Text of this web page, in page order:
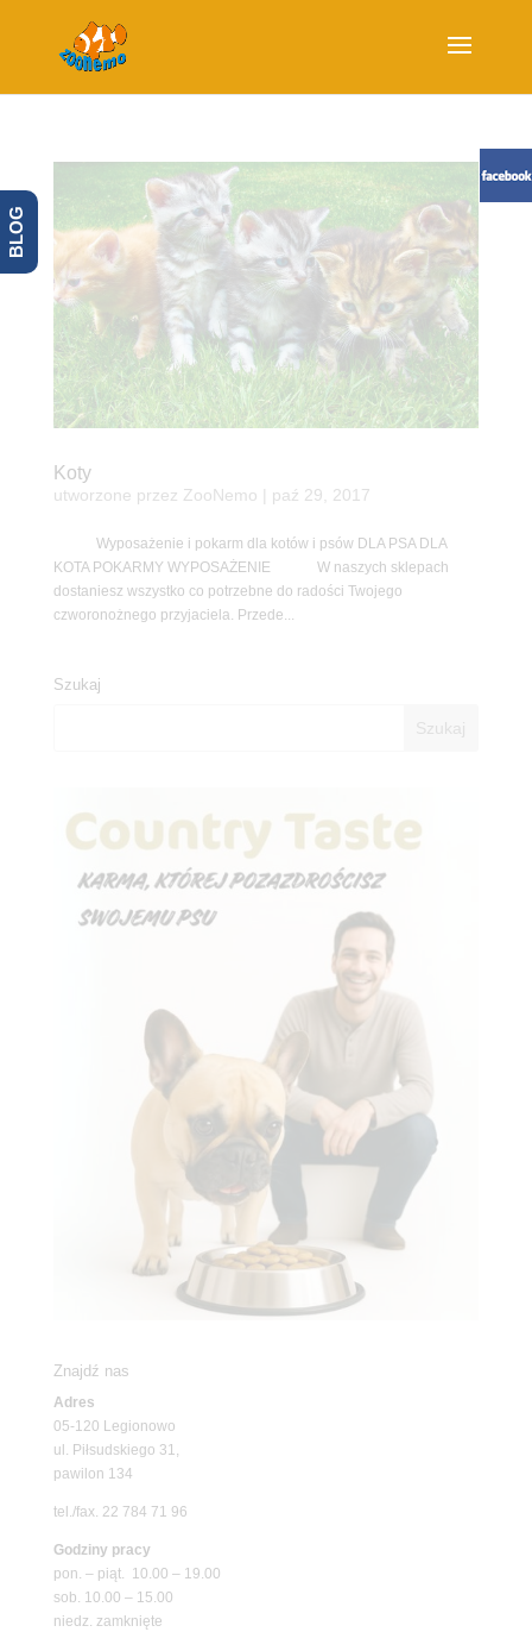
Koty
utworzone przez ZooNemo paź 29, 2017
Wyposażenie i pokarm dla kotów i psów DLA PSA DLA
KOTA POKARMY WYPOSAŻENIE W naszych sklepach
dostaniesz wszystko co potrzebne do radości Twojego
czworonożnego przyjaciela. Przede...
Szukaj
Znajdź nas
Adres
05-120 Legionowo
ul. Piłsudskiego 31,
pawilon 134
tel./fax. 22 784 71 96
Godziny pracy
pon. – piąt. 10.00 – 19.00
sob. 10.00 – 15.00
niedz. zamknięte
BLOG